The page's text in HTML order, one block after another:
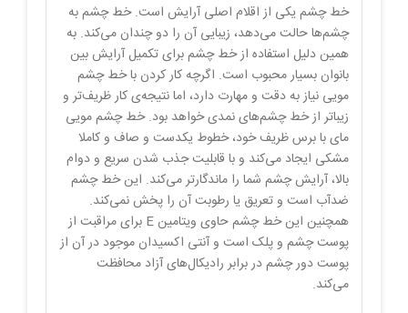
خط چشم یکی از اقلام اصلی آرایش است. خط چشم به
چشم‌ها حالت می‌دهد، زیبایی آن را دو چندان می‌کند. به
همین دلیل استفاده از خط چشم برای تکمیل آرایش بین
بانوان بسیار محبوب است. اگرچه کار کردن با خط چشم
مویی نیاز به دقت و مهارت دارد، اما نتیجه‌ی کار ظریف‌تر و
زیباتر از خط چشم‌های نمدی خواهد بود. خط چشم مویی
مای با برس ظریف خود، خطوط یکدست و صاف و کاملا
مشکی ایجاد می‌کند و با قابلیت جذب شدن سریع و دوام
بالا، آرایش چشم شما را ماندگارتر می‌کند. این خط چشم
ضدآب است و تعریق یا رطوبت آن را پخش نمی‌کند.
همچنین این خط چشم حاوی ویتامین E برای مراقبت از
پوست چشم و پلک است و آنتی اکسیدان موجود در آن از
پوست دور چشم در برابر رادیکال‌های آزاد محافظت
می‌کند.